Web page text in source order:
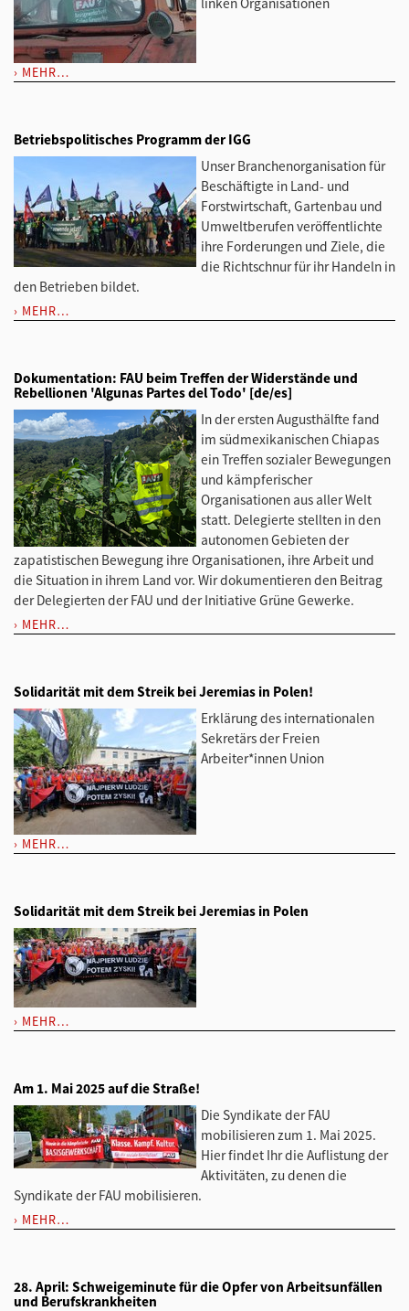
MEHR…
Betriebspolitisches Programm der IGG
Unser Branchenorganisation für
Beschäftigte in Land- und
Forstwirtschaft, Gartenbau und
Umweltberufen veröffentlichte
ihre Forderungen und Ziele, die
die Richtschnur für ihr Handeln in
den Betrieben bildet.
MEHR…
Dokumentation: FAU beim Treffen der Widerstände und
Rebellionen 'Algunas Partes del Todo' [de/es]
In der ersten Augusthälfte fand
im südmexikanischen Chiapas
ein Treffen sozialer Bewegungen
und kämpferischer
Organisationen aus aller Welt
statt. Delegierte stellten in den
autonomen Gebieten der
zapatistischen Bewegung ihre Organisationen, ihre Arbeit und
die Situation in ihrem Land vor. Wir dokumentieren den Beitrag
der Delegierten der FAU und der Initiative Grüne Gewerke.
MEHR…
Solidarität mit dem Streik bei Jeremias in Polen!
Erklärung des internationalen
Sekretärs der Freien
Arbeiter*innen Union
MEHR…
Solidarität mit dem Streik bei Jeremias in Polen
MEHR…
Am 1. Mai 2025 auf die Straße!
Die Syndikate der FAU
mobilisieren zum 1. Mai 2025.
Hier findet Ihr die Auflistung der
Aktivitäten, zu denen die
Syndikate der FAU mobilisieren.
MEHR…
28. April: Schweigeminute für die Opfer von Arbeitsunfällen
und Berufskrankheiten